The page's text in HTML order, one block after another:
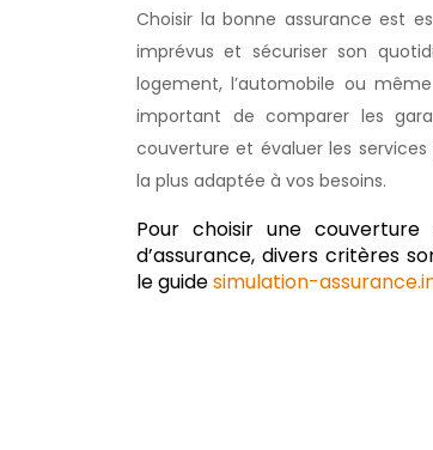
Choisir la bonne assurance est
imprévus et sécuriser son
logement, l’automobile ou
important de comparer les
couverture et évaluer les
la plus adaptée à vos besoins.
Pour choisir une
d’assurance, divers critères
le guidesimulation-